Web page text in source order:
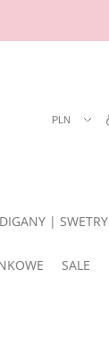
| SWETRY
SALE